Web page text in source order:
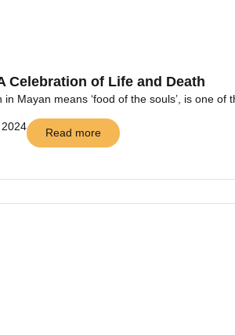
Celebration of Life and Death
in Mayan means ‘food of the souls’, is one
Read more